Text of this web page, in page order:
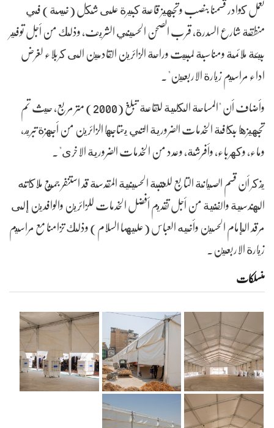
تعمل كوادر قسمنا بنصب وتجهيز قاعة كبيرة على شكل (خيمة) في
منطقة شارع السدرة، قرب الصحن الحسيني الشريف، وذلك من أجل توفير
بيئة ملائمة ومناسبة لمبيت وراحة الزائرين القادمين الى كربلاء لغرض
اداء مراسيم زيارة الاربعين".
وأضاف أن "المساحة الكلية للقاعة تبلغ (2000) متر مربع، حيث تم
تجهيزها بكافة الخدمات الضرورية التي يحتاجها الزائرين من أجهزة تبريد،
وماء، وكهرباء، وأفرشة، وعدد من الخدمات الضرورية الاخرى".
يذكر أن قسم الصيانة التابع للعتبة الحسينية المقدسة قد استنفر جميع ملاكاته
الهندسية والفنية من أجل تقديم أفضل الخدمات للزائرين والوافدين إلى
مرقد الإمام الحسين وأخيه العباس (عليهما السلام) وذلك تزامنا مع مراسيم
زيارة الاربعين.
منسلکات